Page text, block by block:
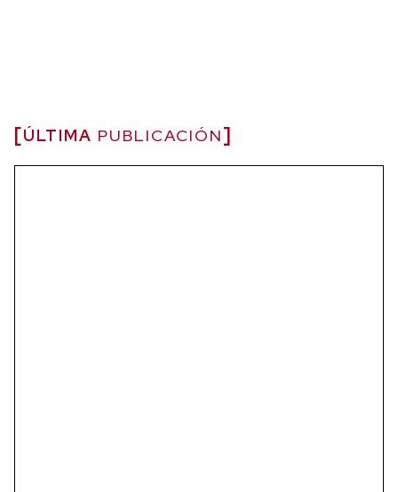
ÚLTIMA PUBLICACIÓN